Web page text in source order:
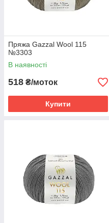
Пряжа Gazzal Wool 115
№3303
В наявності
518 ₴/моток
Купити